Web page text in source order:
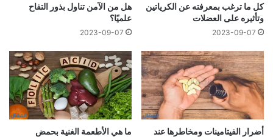
كل ما ترغب بمعرفته عن الكرياتين
وتأثيره على العضلات
2023-09-07
هل من الآمن تناول بذور التفاح
علميًا؟
2023-09-07
أضرار الفيتامينات ومخاطرها عند
ما هي الأطعمة الغنية بحمض